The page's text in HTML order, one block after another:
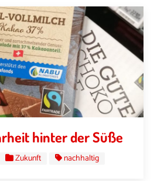
hinter der Süße
Zukunft nachhaltig